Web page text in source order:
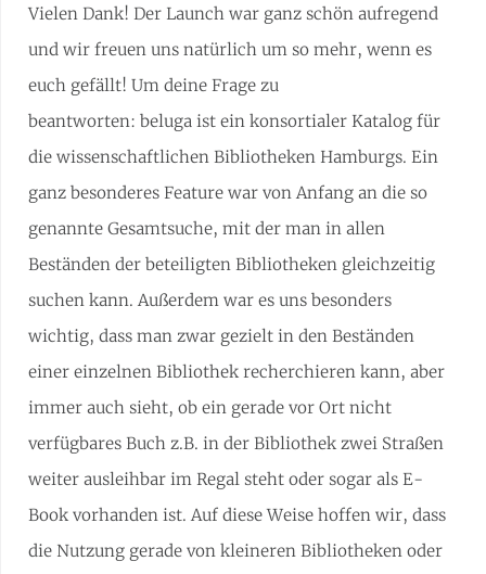
Vielen Dank! Der Launch war ganz schön aufregend
und wir freuen uns natürlich um so mehr, wenn es
euch gefällt! Um deine Frage zu
beantworten: beluga ist ein konsortialer Katalog für
die wissenschaftlichen Bibliotheken Hamburgs. Ein
ganz besonderes Feature war von Anfang an die so
genannte Gesamtsuche, mit der man in allen
Beständen der beteiligten Bibliotheken gleichzeitig
suchen kann. Außerdem war es uns besonders
wichtig, dass man zwar gezielt in den Beständen
einer einzelnen Bibliothek recherchieren kann, aber
immer auch sieht, ob ein gerade vor Ort nicht
verfügbares Buch z.B. in der Bibliothek zwei Straßen
weiter ausleihbar im Regal steht oder sogar als E-
Book vorhanden ist. Auf diese Weise hoffen wir, dass
die Nutzung gerade von kleineren Bibliotheken oder